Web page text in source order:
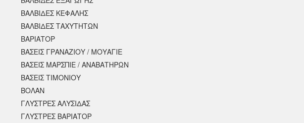
ΒΑΛΒΙΔΕΣ ΚΕΦΑΛΗΣ
ΒΑΛΒΙΔΕΣ ΤΑΧΥΤΗΤΩΝ
ΒΑΡΙΑΤΟΡ
ΒΑΣΕΙΣ ΓΡΑΝΑΖΙΟΥ / ΜΟΥΑΓΙΕ
ΒΑΣΕΙΣ ΜΑΡΣΠΙΕ / ΑΝΑΒΑΤΗΡΩΝ
ΒΑΣΕΙΣ ΤΙΜΟΝΙΟΥ
ΒΟΛΑΝ
ΓΛΥΣΤΡΕΣ ΑΛΥΣΙΔΑΣ
ΓΛΥΣΤΡΕΣ ΒΑΡΙΑΤΟΡ